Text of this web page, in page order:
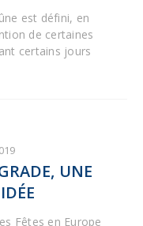
est défini, en
de certaines
certains jours
UNE
Fêtes en Europe